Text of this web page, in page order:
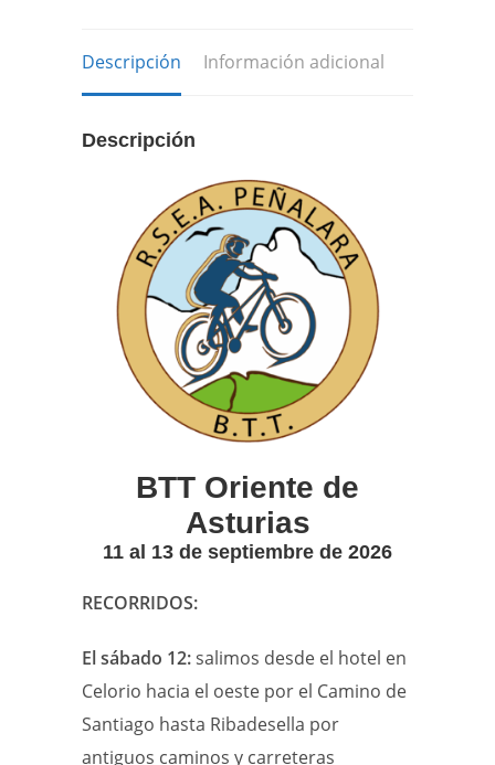
Descripción Información adicional
Descripción
BTT Oriente de
Asturias
11 al 13 de septiembre de 2026
RECORRIDOS:
El sábado 12:salimos desde el hotel en
Celorio hacia el oeste por el Camino de
Santiago hasta Ribadesella por
antiguos caminos y carreteras